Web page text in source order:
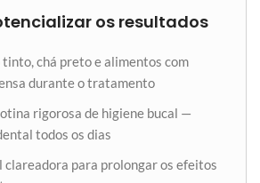
os resultados
chá preto e alimentos com
durante o tratamento
rigorosa de higiene bucal —
todos os dias
clareadora para prolongar os efeitos